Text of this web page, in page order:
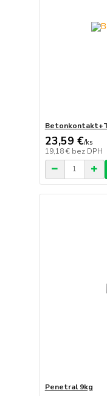
23,59 €/ks
19,18 € bez DPH
Penetral 9kg